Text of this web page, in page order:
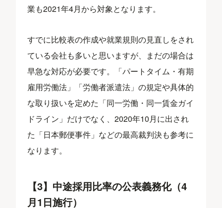
業も2021年4月から対象となります。
すでに比較表の作成や就業規則の見直しをされ
ている会社も多いと思いますが、まだの場合は
早急な対応が必要です。「パートタイム・有期
雇用労働法」「労働者派遣法」の規定や具体的
な取り扱いを定めた「同一労働・同一賃金ガイ
ドライン」だけでなく、2020年10月に出され
た「日本郵便事件」などの最高裁判決も参考に
なります。
【3】中途採用比率の公表義務化（4
月1日施行）